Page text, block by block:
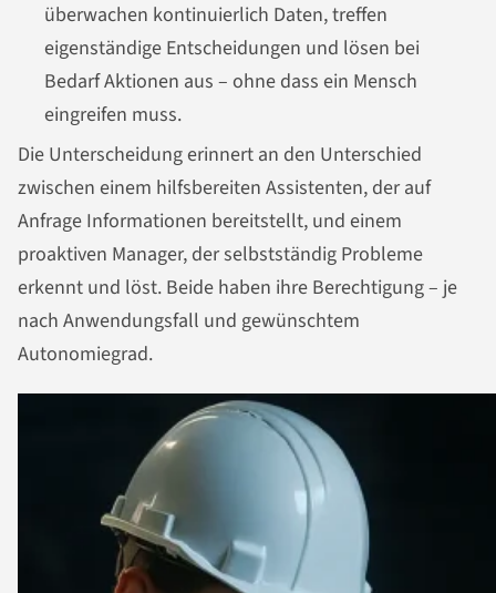
überwachen kontinuierlich Daten, treffen
eigenständige Entscheidungen und lösen bei
Bedarf Aktionen aus – ohne dass ein Mensch
eingreifen muss.
Die Unterscheidung erinnert an den Unterschied
zwischen einem hilfsbereiten Assistenten, der auf
Anfrage Informationen bereitstellt, und einem
proaktiven Manager, der selbstständig Probleme
erkennt und löst. Beide haben ihre Berechtigung – je
nach Anwendungsfall und gewünschtem
Autonomiegrad.